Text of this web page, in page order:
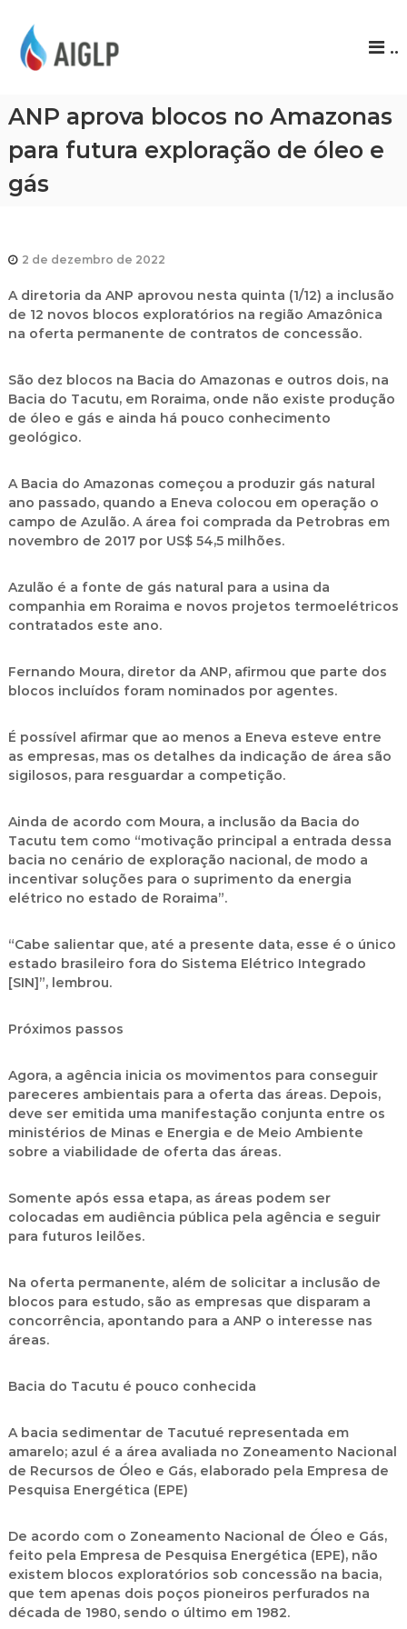
P
..
ANP aprova blocos no Amazonas
para futura exploração de óleo e
gás
2 de dezembro de 2022
A diretoria da ANP aprovou nesta quinta (1/12) a inclusão
de 12 novos blocos exploratórios na região Amazônica
na oferta permanente de contratos de concessão.
São dez blocos na Bacia do Amazonas e outros dois, na
Bacia do Tacutu, em Roraima, onde não existe produção
de óleo e gás e ainda há pouco conhecimento
geológico.
A Bacia do Amazonas começou a produzir gás natural
ano passado, quando a Eneva colocou em operação o
campo de Azulão. A área foi comprada da Petrobras em
novembro de 2017 por US$ 54,5 milhões.
Azulão é a fonte de gás natural para a usina da
companhia em Roraima e novos projetos termoelétricos
contratados este ano.
Fernando Moura, diretor da ANP, afirmou que parte dos
blocos incluídos foram nominados por agentes.
É possível afirmar que ao menos a Eneva esteve entre
as empresas, mas os detalhes da indicação de área são
sigilosos, para resguardar a competição.
Ainda de acordo com Moura, a inclusão da Bacia do
Tacutu tem como “motivação principal a entrada dessa
bacia no cenário de exploração nacional, de modo a
incentivar soluções para o suprimento da energia
elétrico no estado de Roraima”.
“Cabe salientar que, até a presente data, esse é o único
estado brasileiro fora do Sistema Elétrico Integrado
[SIN]”, lembrou.
Próximos passos
Agora, a agência inicia os movimentos para conseguir
pareceres ambientais para a oferta das áreas. Depois,
deve ser emitida uma manifestação conjunta entre os
ministérios de Minas e Energia e de Meio Ambiente
sobre a viabilidade de oferta das áreas.
Somente após essa etapa, as áreas podem ser
colocadas em audiência pública pela agência e seguir
para futuros leilões.
Na oferta permanente, além de solicitar a inclusão de
blocos para estudo, são as empresas que disparam a
concorrência, apontando para a ANP o interesse nas
áreas.
Bacia do Tacutu é pouco conhecida
A bacia sedimentar de Tacutué representada em
amarelo; azul é a área avaliada no Zoneamento Nacional
de Recursos de Óleo e Gás, elaborado pela Empresa de
Pesquisa Energética (EPE)
De acordo com o Zoneamento Nacional de Óleo e Gás,
feito pela Empresa de Pesquisa Energética (EPE), não
existem blocos exploratórios sob concessão na bacia,
que tem apenas dois poços pioneiros perfurados na
década de 1980, sendo o último em 1982.